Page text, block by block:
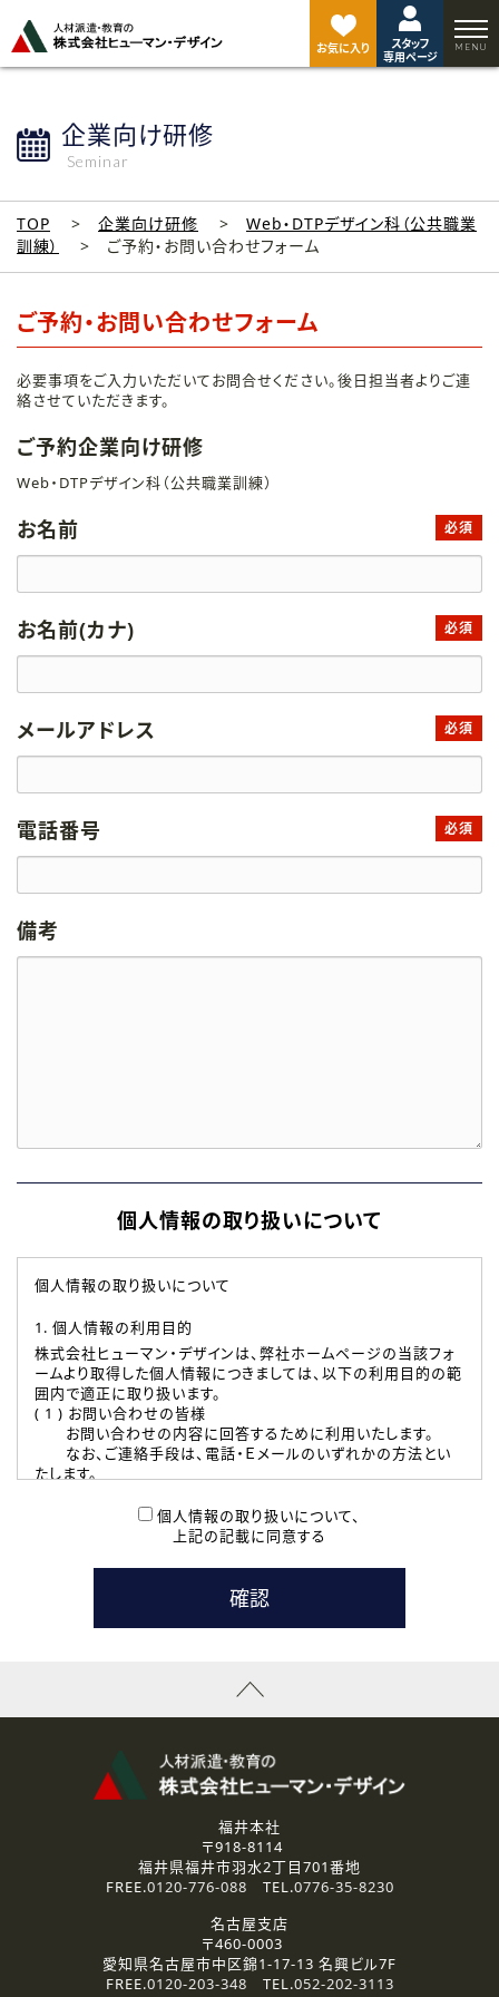
お気に入り
スタッフ
専用ページ
企業向け研修
Seminar
TOP 企業向け研修
Web・DTPデザイン科（公共職業
訓練）
ご予約・お問い合わせフォーム
ご予約・お問い合わせフォーム
必要事項をご入力いただいてお問合せください。後日担当者よりご連
絡させていただきます。
ご予約企業向け研修
Web・DTPデザイン科（公共職業訓練）
お名前 必須
お名前(カナ) 必須
メールアドレス 必須
電話番号 必須
備考
個人情報の取り扱いについて
個人情報の取り扱いについて
1. 個人情報の利用目的
株式会社ヒューマン・デザインは、弊社ホームページの当該フォ
ームより取得した個人情報につきましては、以下の利用目的の範
囲内で適正に取り扱います。
( 1 ) お問い合わせの皆様
お問い合わせの内容に回答するために利用いたします。
なお、ご連絡手段は、電話・Ｅメールのいずれかの方法とい
たします。
本登録に関するご連絡および本登録時の参考情報として利
たします。
( 3 ) スタッフ派遣を検討されている企業の皆様
お問い合わせの内容に回答するために利用いたします。
なお、ご連絡手段は、電話・Ｅメールのいずれかの方法とい
資料送付、受講相談に関するご連絡のために利用いたしま
その他、お問い合わせの内容に回答するために利用いたし
なお、ご連絡手段は、電話・Ｅメールのいずれかの方法とい
2.個人情報の第三者提供
ご提供いただいた個人情報は、法令等の規定に従う場合を除き、
3.個人情報の取り扱いの委託
弊社の定める個人情報保護の評価基準を満たした委託先に、個
人情報を委託する場合があります。
個人情報の取り扱いについて、
上記の記載に同意する
ジ
ト
福井本社
〒918-8114
福井県福井市羽水2丁目701番地
FREE.0120-776-088 TEL.0776-35-8230
名古屋支店
〒460-0003
愛知県名古屋市中区錦1-17-13 名興ビル7F
FREE.0120-203-348 TEL.052-202-3113